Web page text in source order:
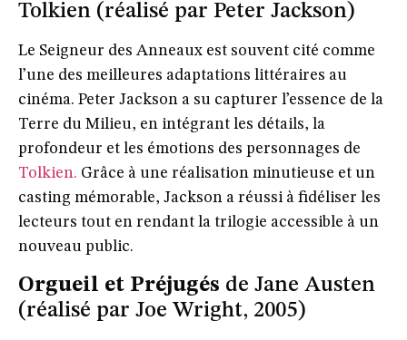
Tolkien (réalisé par Peter Jackson)
Le Seigneur des Anneaux est souvent cité comme
l’une des meilleures adaptations littéraires au
cinéma. Peter Jackson a su capturer l’essence de la
Terre du Milieu, en intégrant les détails, la
profondeur et les émotions des personnages de
Tolkien. Grâce à une réalisation minutieuse et un
casting mémorable, Jackson a réussi à fidéliser les
lecteurs tout en rendant la trilogie accessible à un
nouveau public.
Orgueil et Préjugés de Jane Austen
(réalisé par Joe Wright, 2005)